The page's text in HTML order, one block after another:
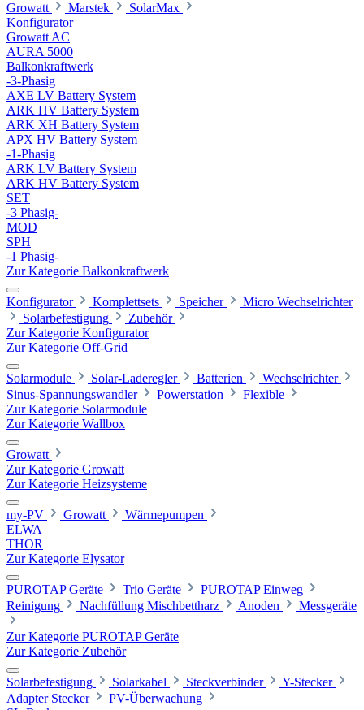
Growatt Marstek
SolarMax
Konfigurator
Growatt AC
AURA 5000
Balkonkraftwerk
-3-Phasig
AXE LV Battery System
ARK HV Battery System
ARK XH Battery System
APX HV Battery System
-1-Phasig
ARK LV Battery System
ARK HV Battery System
SET
-3 Phasig-
MOD
SPH
-1 Phasig-
Zur Kategorie Balkonkraftwerk
Konfigurator Komplettsets Speicher
Micro Wechselrichter
Solarbefestigung
Zubehör
Zur Kategorie Konfigurator
Zur Kategorie Off-Grid
Solarmodule Solar-Laderegler Batterien
Wechselrichter
Sinus-Spannungswandler
Powerstation
Flexible
Zur Kategorie Solarmodule
Zur Kategorie Wallbox
Growatt
Zur Kategorie Growatt
Zur Kategorie Heizsysteme
my-PV Growatt
Wärmepumpen
ELWA
THOR
Zur Kategorie Elysator
PUROTAP Geräte Trio Geräte
PUROTAP Einweg
Reinigung
Nachfüllung Mischbettharz Anoden Messgeräte
Zur Kategorie PUROTAP Geräte
Zur Kategorie Zubehör
Solarbefestigung Solarkabel Steckverbinder
Y-Stecker
Adapter Stecker
PV-Überwachung